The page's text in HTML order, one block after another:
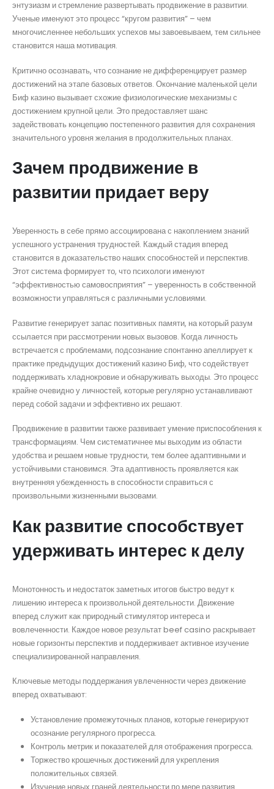
энтузиазм и стремление развертывать продвижение в развитии.
Ученые именуют это процесс “кругом развития” – чем
многочисленнее небольших успехов мы завоевываем, тем сильнее
становится наша мотивация.
Критично осознавать, что сознание не дифференцирует размер
достижений на этапе базовых ответов. Окончание маленькой цели
Биф казино вызывает схожие физиологические механизмы с
достижением крупной цели. Это предоставляет шанс
задействовать концепцию постепенного развития для сохранения
значительного уровня желания в продолжительных планах.
Зачем продвижение в
развитии придает веру
Уверенность в себе прямо ассоциирована с накоплением знаний
успешного устранения трудностей. Каждый стадия вперед
становится в доказательство наших способностей и перспектив.
Этот система формирует то, что психологи именуют
“эффективностью самовосприятия” – уверенность в собственной
возможности управляться с различными условиями.
Развитие генерирует запас позитивных памяти, на который разум
ссылается при рассмотрении новых вызовов. Когда личность
встречается с проблемами, подсознание спонтанно апеллирует к
практике предыдущих достижений казино Биф, что содействует
поддерживать хладнокровие и обнаруживать выходы. Это процесс
крайне очевидно у личностей, которые регулярно устанавливают
перед собой задачи и эффективно их решают.
Продвижение в развитии также развивает умение приспособления к
трансформациям. Чем систематичнее мы выходим из области
удобства и решаем новые трудности, тем более адаптивными и
устойчивыми становимся. Эта адаптивность проявляется как
внутренняя убежденность в способности справиться с
произвольными жизненными вызовами.
Как развитие способствует
удерживать интерес к делу
Монотонность и недостаток заметных итогов быстро ведут к
лишению интереса к произвольной деятельности. Движение
вперед служит как природный стимулятор интереса и
вовлеченности. Каждое новое результат beef casino раскрывает
новые горизонты перспектив и поддерживает активное изучение
специализированной направления.
Ключевые методы поддержания увлеченности через движение
вперед охватывают:
Установление промежуточных планов, которые генерируют
осознание регулярного прогресса.
Контроль метрик и показателей для отображения прогресса.
Торжество крошечных достижений для укрепления
положительных связей.